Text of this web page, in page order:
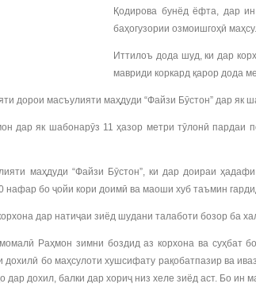
Қодирова бунёд ёфта, дар
баҳогузории озмоишгоҳӣ
Иттилоъ дода шуд, ки дар
мавриди коркард қарор дода
дорои масъулияти маҳдуди “Файзи Бӯстон” дар
дар як шабонарӯз 11 ҳазор метри тӯлонӣ пардаи
маҳдуди “Файзи Бӯстон”, ки дар доираи
нафар бо ҷойи кори доимӣ ва маоши хуб таъмин
дар натиҷаи зиёд шудани талаботи бозор ба
Раҳмон зимни боздид аз корхона ва суҳбат
дохилӣ бо маҳсулоти хушсифату рақобатпазир ва
дар дохил, балки дар хориҷ низ хеле зиёд аст. Бо ин